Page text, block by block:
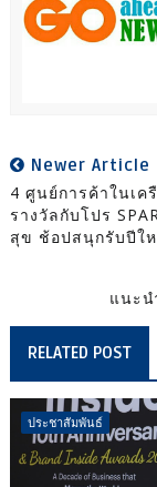
Newer Article
4 ศูนย์การค้าในเ
รางวัลกับโปร
สุข ช้อปสนุกรับปีใ
แนะน
RELATED POST
ประชาสัมพันธ์